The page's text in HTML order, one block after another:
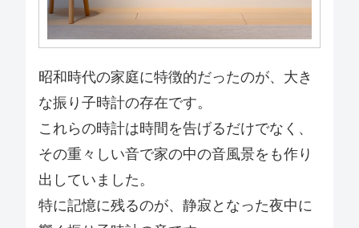
昭和時代の家庭に特徴的だったのが、大き
な振り子時計の存在です。
これらの時計は時間を告げるだけでなく、
その重々しい音で家の中の音風景をも作り
出していました。
特に記憶に残るのが、静寂となった夜中に